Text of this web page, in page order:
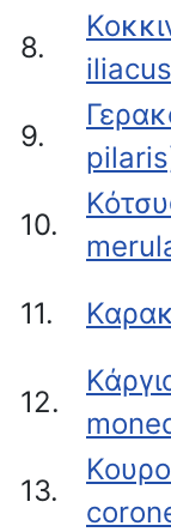
8.
9.
10.
11.
12.
13.